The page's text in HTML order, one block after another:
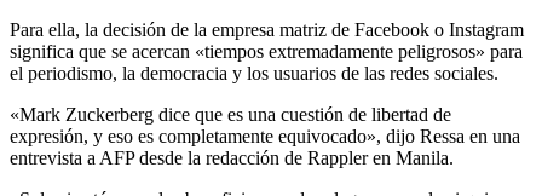
Para ella, la decisión de la empresa matriz de Facebook o Instagram
significa que se acercan «tiempos extremadamente peligrosos» para
el periodismo, la democracia y los usuarios de las redes sociales.
«Mark Zuckerberg dice que es una cuestión de libertad de
expresión, y eso es completamente equivocado», dijo Ressa en una
entrevista a AFP desde la redacción de Rappler en Manila.